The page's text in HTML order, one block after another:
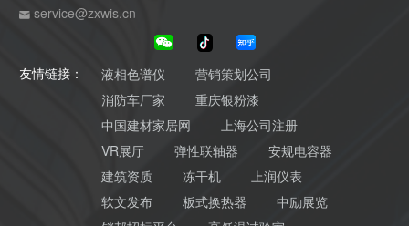
service@zxwis.cn
友情链接： 液相色谱仪
营销策划公司
消防车厂家
重庆银粉漆
中国建材家居网
上海公司注册
VR展厅
弹性联轴器
安规电容器
建筑资质
冻干机
上润仪表
软文发布
板式换热器
中励展览